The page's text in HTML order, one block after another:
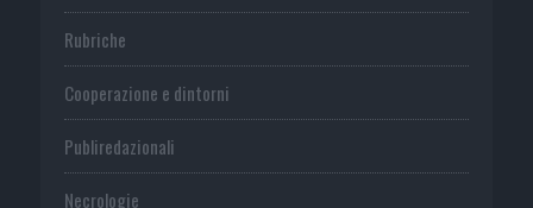
Rubriche
Cooperazione e dintorni
Publiredazionali
Necrologie